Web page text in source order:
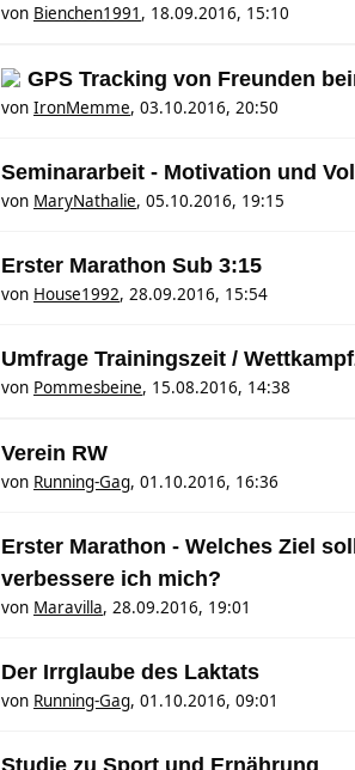
von Bienchen1991 , 18.09.2016, 15:10
GPS Tracking von Freunden
von IronMemme, 03.10.2016, 20:50
Seminararbeit - Motivation und
von MaryNathalie, 05.10.2016, 19:15
Erster Marathon Sub 3:15
von House1992, 28.09.2016, 15:54
Umfrage Trainingszeit /
von Pommesbeine, 15.08.2016, 14:38
Verein RW
von Running-Gag, 01.10.2016, 16:36
Erster Marathon - Welches Ziel
verbessere ich mich?
von Maravilla, 28.09.2016, 19:01
Der Irrglaube des Laktats
von Running-Gag, 01.10.2016, 09:01
Studie zu Sport und Ernährung